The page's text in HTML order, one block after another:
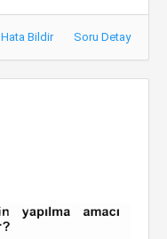
Hata Bildir Soru Detay